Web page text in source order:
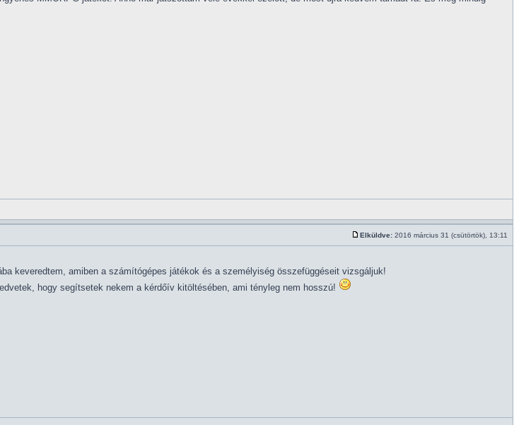
Elküldve: 2016 március 31 (csütörtök), 13:11
keveredtem, amiben a számítógépes játékok és a személyiség összefüggéseit vizsgáljuk!
hogy segítsetek nekem a kérdőív kitöltésében, ami tényleg nem hosszú!